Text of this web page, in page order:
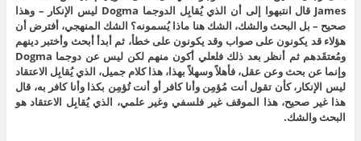
James قال انتبهوا إلى أن الذي يُقابِل الدوجما Dogma ليس الإنكار – وهذا
صحيح – بل البحث والشك، الشك هنا ماذا يُسمونه؟ الشك المنهجي، أفترض أن
هؤلاء قد يكونون على صواب وقد يكونون على خطأ، ثم أبدأ أبحث وأختبر دينهم
ومُعتقَدهم ثم أنظر بعد ذلك فلعلي أكون منهم لكن ليس عن دوجما Dogma
وإنما عن بحث وعن عقل، فأهلاً وسهلاً بهذا، هذا كلام جميل، الذي يُقابِل الاعتقاد
ليس الإنكار، كأن تقول أنت مُؤمِن وأنا كافر أو أنت تُؤمِن بكذا وأنا كافر به، قال
هذا غير صحيح، هذا الموقف غير فلسفي وغير علمي، الذي يُقابِل الاعتقاد هو
البحث والشك.